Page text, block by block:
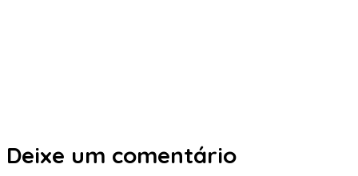
Deixe um comentário